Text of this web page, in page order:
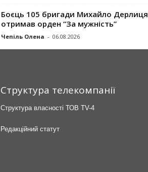
Боєць 105 бригади Михайло Дерлиця
отримав орден “За мужність”
Чепіль Олена - 06.08.2026
Структура телекомпанії
Структура власності ТОВ TV-4
Редакційний статут